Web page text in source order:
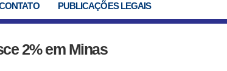
PUBLICAÇÕES LEGAIS
2% em Minas